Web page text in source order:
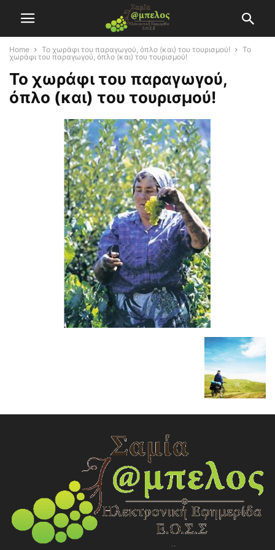
Home Το χωράφι του παραγωγού, όπλο (και) του τουρισμού!
Το
χωράφι του παραγωγού, όπλο (και) του τουρισμού!
Το χωράφι του παραγωγού,
όπλο (και) του τουρισμού!